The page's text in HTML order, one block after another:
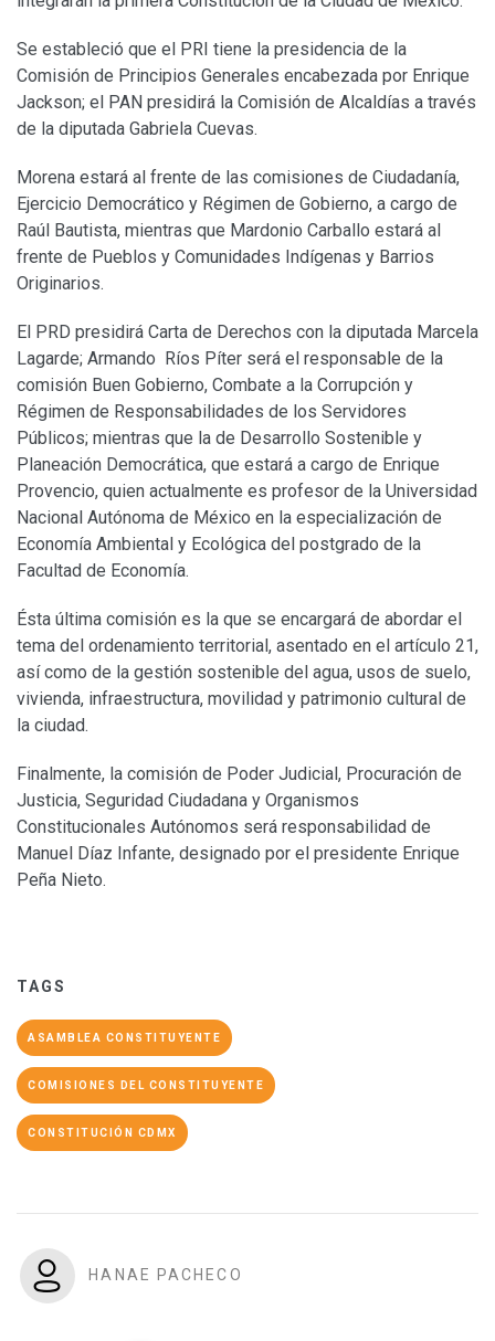
Se estableció que el PRI tiene la presidencia de la
Comisión de Principios Generales encabezada por Enrique
Jackson; el PAN presidirá la Comisión de Alcaldías a través
de la diputada Gabriela Cuevas.
Morena estará al frente de las comisiones de Ciudadanía,
Ejercicio Democrático y Régimen de Gobierno, a cargo de
Raúl Bautista, mientras que Mardonio Carballo estará al
frente de Pueblos y Comunidades Indígenas y Barrios
Originarios.
El PRD presidirá Carta de Derechos con la diputada Marcela
Lagarde; Armando Ríos Píter será el responsable de la
comisión Buen Gobierno, Combate a la Corrupción y
Régimen de Responsabilidades de los Servidores
Públicos; mientras que la de Desarrollo Sostenible y
Planeación Democrática, que estará a cargo de Enrique
Provencio, quien actualmente es profesor de la Universidad
Nacional Autónoma de México en la especialización de
Economía Ambiental y Ecológica del postgrado de la
Facultad de Economía.
Ésta última comisión es la que se encargará de abordar el
tema del ordenamiento territorial, asentado en el artículo 21,
así como de la gestión sostenible del agua, usos de suelo,
vivienda, infraestructura, movilidad y patrimonio cultural de
la ciudad.
Finalmente, la comisión de Poder Judicial, Procuración de
Justicia, Seguridad Ciudadana y Organismos
Constitucionales Autónomos será responsabilidad de
Manuel Díaz Infante, designado por el presidente Enrique
Peña Nieto.
TAGS
ASAMBLEA CONSTITUYENTE
COMISIONES DEL CONSTITUYENTE
CONSTITUCIÓN CDMX
HANAE PACHECO